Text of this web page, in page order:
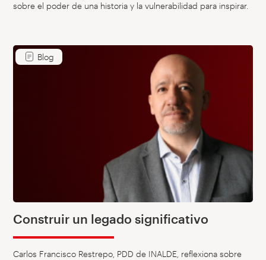
sobre el poder de una historia y la vulnerabilidad para inspirar.
Blog
Construir un legado significativo
Carlos Francisco Restrepo, PDD de INALDE, reflexiona sobre